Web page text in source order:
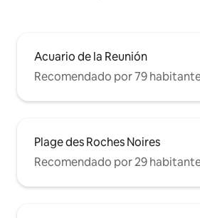
Acuario de la Reunión
Recomendado por 79
Plage des Roches Noires
Recomendado por 29